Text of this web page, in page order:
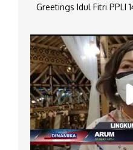
Greetings Idul Fitri PPLI